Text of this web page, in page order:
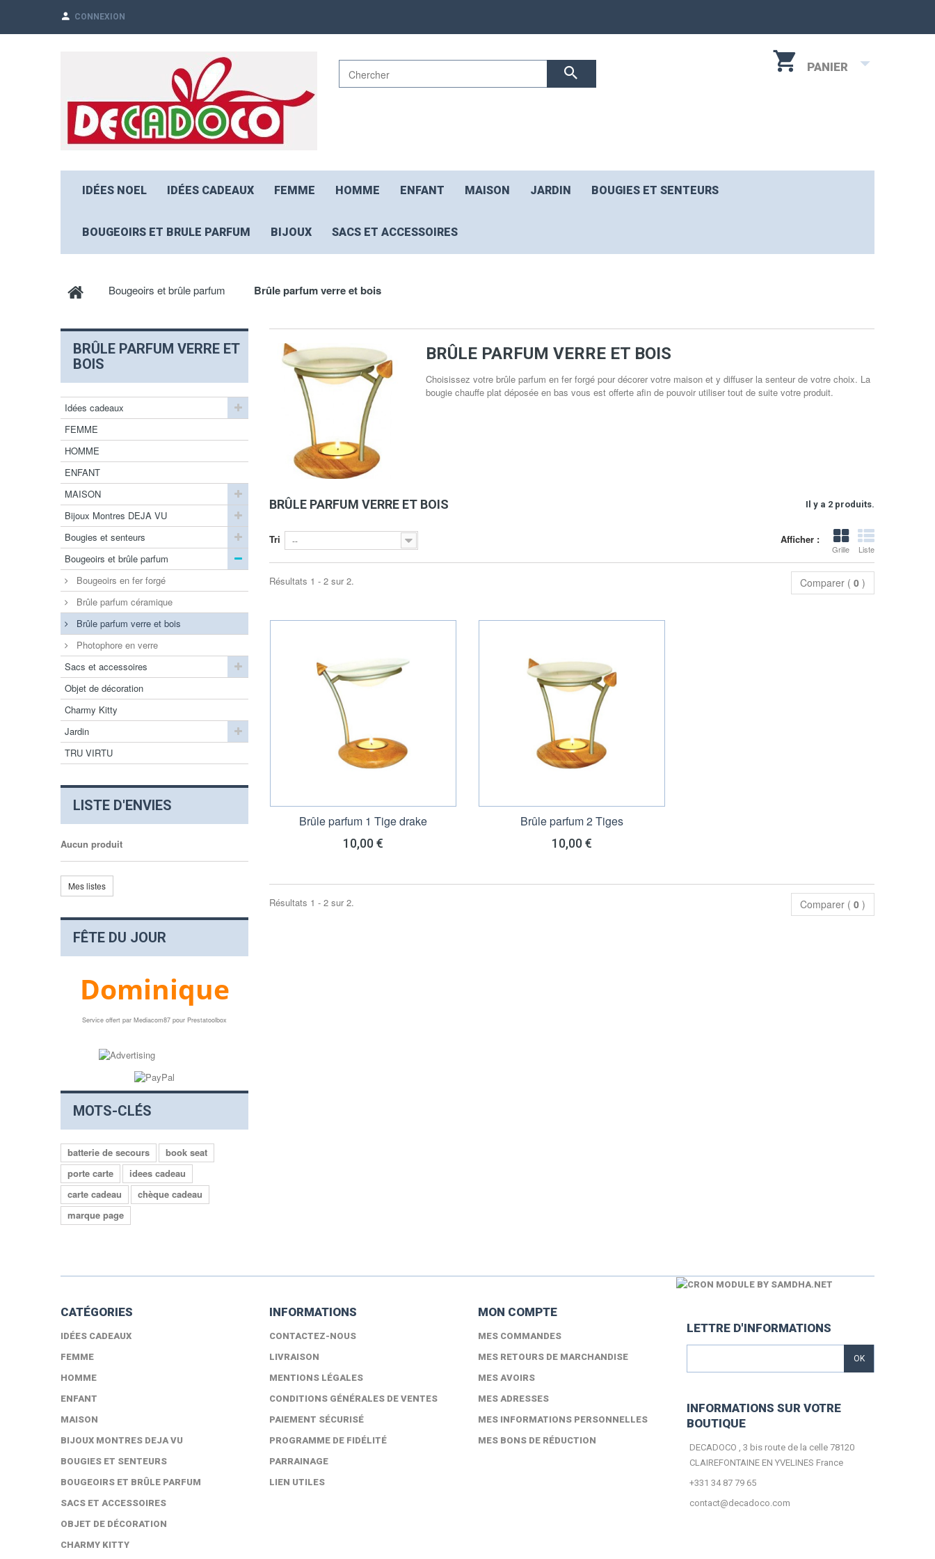
CONNEXION
PANIER
IDÉES NOEL IDÉES CADEAUX FEMME HOMME ENFANT MAISON JARDIN BOUGIES ET SENTEURS
BOUGEOIRS ET BRULE PARFUM BIJOUX SACS ET ACCESSOIRES
Bougeoirs et brûle parfum Brûle parfum verre et bois
BRÛLE PARFUM VERRE ET BOIS
Choisissez votre brûle parfum en fer forgé pour décorer votre maison et y diffuser la senteur de votre choix. La
bougie chauffe plat déposée en bas vous est offerte afin de pouvoir utiliser tout de suite votre produit.
BRÛLE PARFUM VERRE ET BOIS Il y a 2 produits.
Afficher :
Grille Liste
Tri --
Comparer ( 0 )
Résultats 1 - 2 sur 2.
Brûle parfum 1 Tige drake
10,00 €
Brûle parfum 2 Tiges
10,00 €
Comparer ( 0 )
Résultats 1 - 2 sur 2.
BRÛLE PARFUM VERRE ET
BOIS
Idées cadeaux
FEMME
HOMME
ENFANT
MAISON
Bijoux Montres DEJA VU
Bougies et senteurs
Bougeoirs et brûle parfum
Bougeoirs en fer forgé
Brûle parfum céramique
Brûle parfum verre et bois
Photophore en verre
Sacs et accessoires
Objet de décoration
Charmy Kitty
Jardin
TRU VIRTU
LISTE D'ENVIES
Aucun produit
Mes listes
FÊTE DU JOUR
Dominique
Service offert par Mediacom87 pour Prestatoolbox
MOTS-CLÉS
batterie de secours
book seat
porte carte
idees cadeau
carte cadeau
chèque cadeau
marque page
CATÉGORIES
IDÉES CADEAUX
FEMME
HOMME
ENFANT
MAISON
BIJOUX MONTRES DEJA VU
BOUGIES ET SENTEURS
BOUGEOIRS ET BRÛLE PARFUM
SACS ET ACCESSOIRES
OBJET DE DÉCORATION
CHARMY KITTY
INFORMATIONS
CONTACTEZ-NOUS
LIVRAISON
MENTIONS LÉGALES
CONDITIONS GÉNÉRALES DE VENTES
PAIEMENT SÉCURISÉ
PROGRAMME DE FIDÉLITÉ
PARRAINAGE
LIEN UTILES
MON COMPTE
MES COMMANDES
MES RETOURS DE MARCHANDISE
MES AVOIRS
MES ADRESSES
MES INFORMATIONS PERSONNELLES
MES BONS DE RÉDUCTION
LETTRE D'INFORMATIONS
OK
INFORMATIONS SUR VOTRE
BOUTIQUE
DECADOCO , 3 bis route de la celle 78120
CLAIREFONTAINE EN YVELINES France
+331 34 87 79 65
contact@decadoco.com